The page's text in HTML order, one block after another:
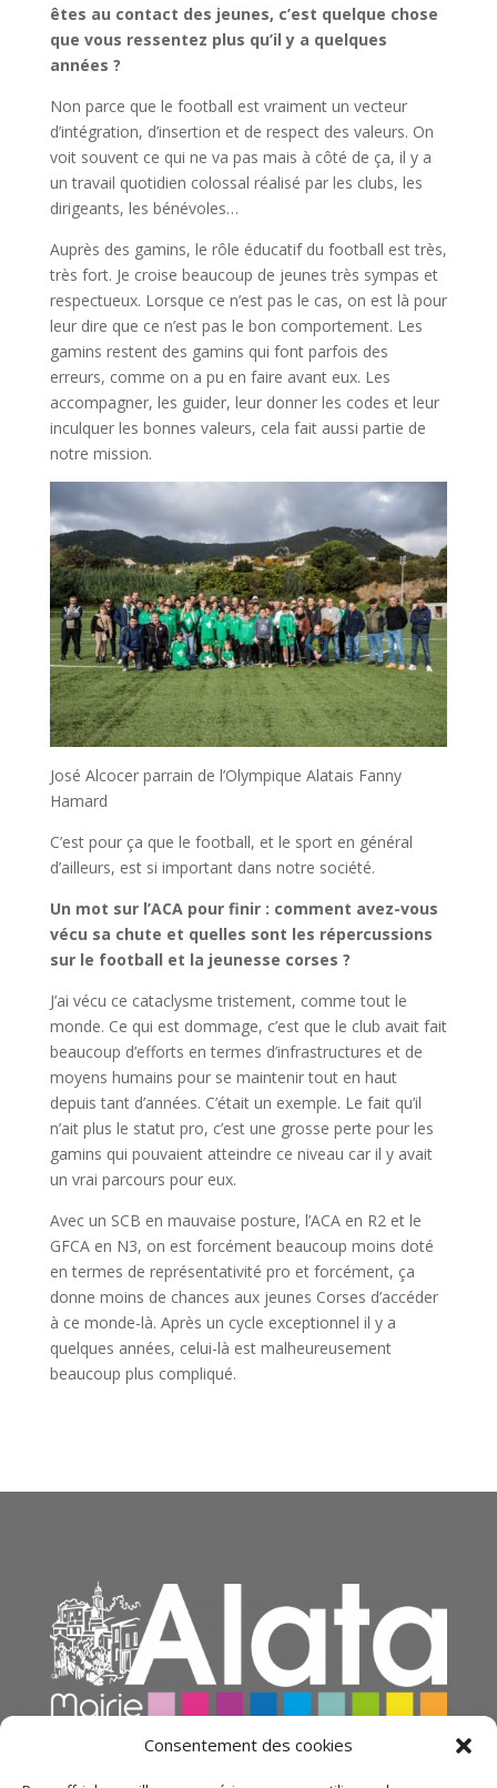
Consentement des cookies
êtes au contact des jeunes, c’est quelque chose
que vous ressentez plus qu’il y a quelques
années ?
Non parce que le football est vraiment un vecteur
d’intégration, d’insertion et de respect des valeurs. On
voit souvent ce qui ne va pas mais à côté de ça, il y a
un travail quotidien colossal réalisé par les clubs, les
dirigeants, les bénévoles…
Auprès des gamins, le rôle éducatif du football est très,
très fort. Je croise beaucoup de jeunes très sympas et
respectueux. Lorsque ce n’est pas le cas, on est là pour
leur dire que ce n’est pas le bon comportement. Les
gamins restent des gamins qui font parfois des
erreurs, comme on a pu en faire avant eux. Les
accompagner, les guider, leur donner les codes et leur
inculquer les bonnes valeurs, cela fait aussi partie de
notre mission.
José Alcocer parrain de l’Olympique Alatais Fanny
Hamard
C’est pour ça que le football, et le sport en général
d’ailleurs, est si important dans notre société.
Un mot sur l’ACA pour finir : comment avez-vous
vécu sa chute et quelles sont les répercussions
sur le football et la jeunesse corses ?
J’ai vécu ce cataclysme tristement, comme tout le
monde. Ce qui est dommage, c’est que le club avait fait
beaucoup d’efforts en termes d’infrastructures et de
moyens humains pour se maintenir tout en haut
depuis tant d’années. C’était un exemple. Le fait qu’il
n’ait plus le statut pro, c’est une grosse perte pour les
gamins qui pouvaient atteindre ce niveau car il y avait
un vrai parcours pour eux.
Avec un SCB en mauvaise posture, l’ACA en R2 et le
GFCA en N3, on est forcément beaucoup moins doté
en termes de représentativité pro et forcément, ça
donne moins de chances aux jeunes Corses d’accéder
à ce monde-là. Après un cycle exceptionnel il y a
quelques années, celui-là est malheureusement
beaucoup plus compliqué.